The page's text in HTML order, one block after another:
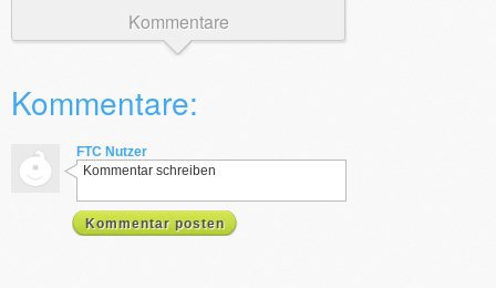
Kommentare
Kommentare:
FTC Nutzer
Kommentar schreiben
Kommentar posten